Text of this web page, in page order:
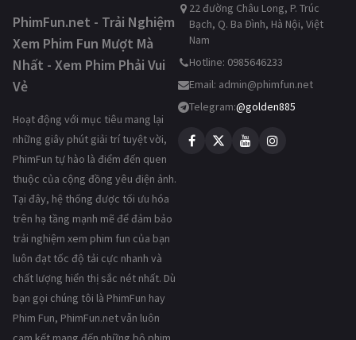
PhimFun.net - Trải Nghiệm
Xem Phim Fun Mượt Mà
Nhất - Xem Phim Phải Vui
Vẻ
Hoạt động với mục tiêu mang lại
những giây phút giải trí tuyệt vời,
PhimFun tự hào là điểm đến quen
thuộc của cộng đồng yêu điện ảnh.
Tại đây, hệ thống được tối ưu hóa
trên hạ tầng mạnh mẽ để đảm bảo
trải nghiệm xem phim fun của bạn
luôn đạt tốc độ tải cực nhanh và
chất lượng hiển thị sắc nét nhất. Dù
bạn gọi chúng tôi là PhimFun hay
Phim Fun, PhimFun.net vẫn luôn
22 đường Châu Long, P. Trúc
Bạch, Q. Ba Đình, Hà Nội, Việt
Nam
Hotline: 0985646233
Email: admin@phimfun.net
Telegram:@golden885